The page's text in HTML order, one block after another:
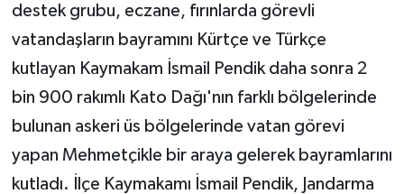
destek grubu, eczane, fırınlarda görevli
vatandaşların bayramını Kürtçe ve Türkçe
kutlayan Kaymakam İsmail Pendik daha sonra 2
bin 900 rakımlı Kato Dağı'nın farklı bölgelerinde
bulunan askeri üs bölgelerinde vatan görevi
yapan Mehmetçikle bir araya gelerek bayramlarını
kutladı. İlçe Kaymakamı İsmail Pendik, Jandarma